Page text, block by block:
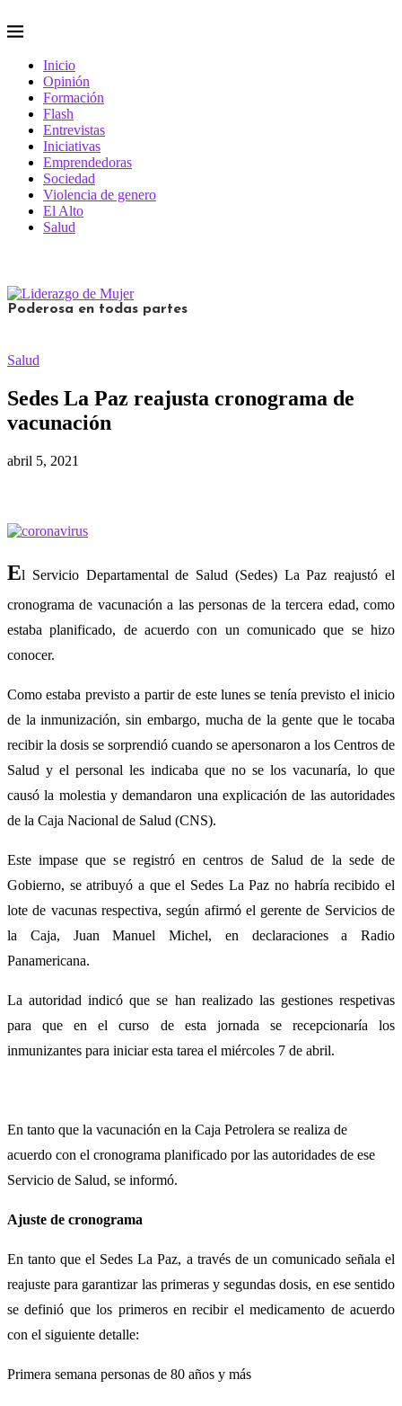
Inicio
Opinión
Formación
Flash
Entrevistas
Iniciativas
Emprendedoras
Sociedad
Violencia de genero
El Alto
Salud
Poderosa en todas partes
Salud
Sedes La Paz reajusta cronograma de
vacunación
abril 5, 2021
El Servicio Departamental de Salud (Sedes) La Paz reajustó el
cronograma de vacunación a las personas de la tercera edad, como
estaba planificado, de acuerdo con un comunicado que se hizo
conocer.
Como estaba previsto a partir de este lunes se tenía previsto el inicio
de la inmunización, sin embargo, mucha de la gente que le tocaba
recibir la dosis se sorprendió cuando se apersonaron a los Centros de
Salud y el personal les indicaba que no se los vacunaría, lo que
causó la molestia y demandaron una explicación de las autoridades
de la Caja Nacional de Salud (CNS).
Este impase que se registró en centros de Salud de la sede de
Gobierno, se atribuyó a que el Sedes La Paz no habría recibido el
lote de vacunas respectiva, según afirmó el gerente de Servicios de
la Caja, Juan Manuel Michel, en declaraciones a Radio
Panamericana.
La autoridad indicó que se han realizado las gestiones respetivas
para que en el curso de esta jornada se recepcionaría los
inmunizantes para iniciar esta tarea el miércoles 7 de abril.
En tanto que la vacunación en la Caja Petrolera se realiza de
acuerdo con el cronograma planificado por las autoridades de ese
Servicio de Salud, se informó.
Ajuste de cronograma
En tanto que el Sedes La Paz, a través de un comunicado señala el
reajuste para garantizar las primeras y segundas dosis, en ese sentido
se definió que los primeros en recibir el medicamento de acuerdo
con el siguiente detalle:
Primera semana personas de 80 años y más